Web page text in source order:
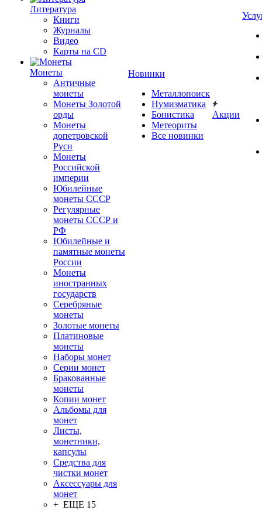
Литература
Книги
Журналы
Видео
Карты на CD
Монеты
Античные
монеты
Монеты Золотой
орды
Монеты
допетровской
Руси
Монеты
Российской
империи
Юбилейные
монеты СССР
Регулярные
монеты СССР и
РФ
Юбилейные и
памятные монеты
России
Монеты
иностранных
государств
Серебряные
монеты
Золотые монеты
Платиновые
монеты
Наборы монет
Серии монет
Бракованные
монеты
Копии монет
Альбомы для
монет
Листы,
монетники,
капсулы
Средства для
чистки монет
Аксессуары для
монет
+ ЕЩЕ 15
Новинки
Металлопоиск
Нумизматика
Бонистика
Метеориты
Все новинки
Акции